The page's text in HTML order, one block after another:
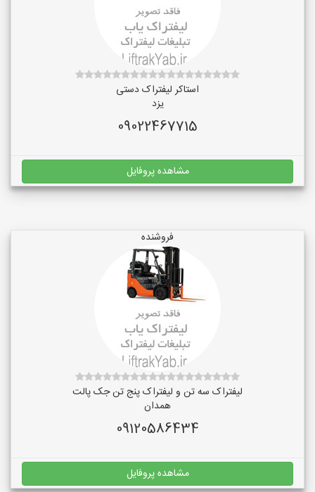
استاکر لیفتراک دستی
یزد
09022467715
مشاهده پروفایل
فروشنده
لیفتراک سه تن و لیفتراک پنج تن جک پالت
همدان
09120586434
مشاهده پروفایل